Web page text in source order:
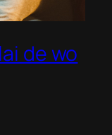
de wo